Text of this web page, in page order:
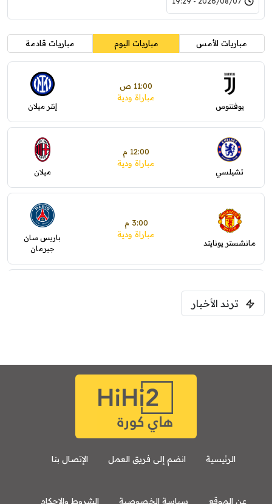
مباريات الأمس مباريات اليوم مباريات قادمة
يوفنتوس
11:00 ص
مباراة ودية
إنتر ميلان
تشيلسي
12:00 م
مباراة ودية
ميلان
مانشستر يونايتد
3:00 م
مباراة ودية
باريس سان
جيرمان
فرينتسفاروشي
8:00 م
مباراة ودية
ترند الأخبار
الرئيسية انضم إلى فريق العمل الإتصال بنا
عن الموقع سياسة الخصوصية الشروط والاحكام